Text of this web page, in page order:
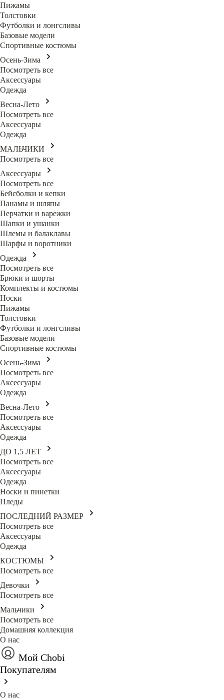
Пижамы
Толстовки
Футболки и лонгсливы
Базовые модели
Спортивные костюмы
Осень-Зима
Посмотреть все
Аксессуары
Одежда
Весна-Лето
Посмотреть все
Аксессуары
Одежда
МАЛЬЧИКИ
Посмотреть все
Аксессуары
Посмотреть все
Бейсболки и кепки
Панамы и шляпы
Перчатки и варежки
Шапки и ушанки
Шлемы и балаклавы
Шарфы и воротники
Одежда
Посмотреть все
Брюки и шорты
Комплекты и костюмы
Носки
Пижамы
Толстовки
Футболки и лонгсливы
Базовые модели
Спортивные костюмы
Осень-Зима
Посмотреть все
Аксессуары
Одежда
Весна-Лето
Посмотреть все
Аксессуары
Одежда
ДО 1,5 ЛЕТ
Посмотреть все
Аксессуары
Одежда
Носки и пинетки
Пледы
ПОСЛЕДНИЙ РАЗМЕР
Посмотреть все
Аксессуары
Одежда
КОСТЮМЫ
Посмотреть все
Девочки
Посмотреть все
Мальчики
Посмотреть все
Домашняя коллекция
О нас
Мой Chobi
Покупателям
О нас